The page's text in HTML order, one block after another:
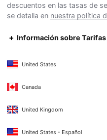
descuentos en las tasas de
se detalla en nuestra política
Información sobre Tarifas
United States
Canada
United Kingdom
United States - Español